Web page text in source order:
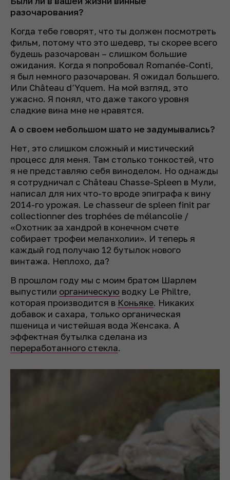
разочарования?
Когда тебе говорят, что ты должен посмотреть
фильм, потому что это шедевр, ты скорее всего
будешь разочарован – слишком большие
ожидания. Когда я попробовал Romanée-Conti,
я был немного разочарован. Я ожидал большего.
Или Château d’Yquem. На мой взгляд, это
ужасно. Я понял, что даже такого уровня
сладкие вина мне не нравятся.
А о своем небольшом шато не задумывались?
Нет, это слишком сложный и мистический
процесс для меня. Там столько тонкостей, что
я не представляю себя виноделом. Но однажды
я сотрудничал с Château Chasse-Spleen в Мули,
написал для них что-то вроде эпиграфа к вину
2014-го урожая. Le chasseur de spleen finit par
collectionner des trophées de mélancolie /
«Охотник за хандрой в конечном счете
собирает трофеи меланхолии». И теперь я
каждый год получаю 12 бутылок нового
винтажа. Неплохо, да?
В прошлом году мы с моим братом Шарлем
выпустили органическую водку Le Philtre,
которая производится в Коньяке. Никаких
добавок и сахара, только органическая
пшеница и чистейшая вода Женсака. А
эффектная бутылка сделана из
переработанного стекла.